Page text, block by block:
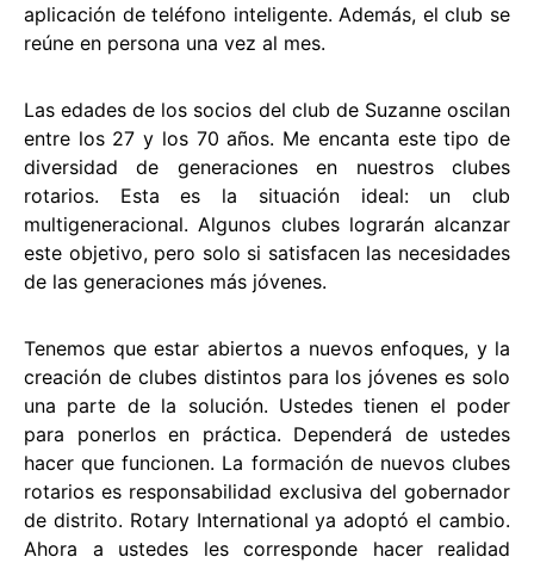
aplicación de teléfono inteligente. Además, el club se
reúne en persona una vez al mes.
Las edades de los socios del club de Suzanne oscilan
entre los 27 y los 70 años. Me encanta este tipo de
diversidad de generaciones en nuestros clubes
rotarios. Esta es la situación ideal: un club
multigeneracional. Algunos clubes lograrán alcanzar
este objetivo, pero solo si satisfacen las necesidades
de las generaciones más jóvenes.
Tenemos que estar abiertos a nuevos enfoques, y la
creación de clubes distintos para los jóvenes es solo
una parte de la solución. Ustedes tienen el poder
para ponerlos en práctica. Dependerá de ustedes
hacer que funcionen. La formación de nuevos clubes
rotarios es responsabilidad exclusiva del gobernador
de distrito. Rotary International ya adoptó el cambio.
Ahora a ustedes les corresponde hacer realidad